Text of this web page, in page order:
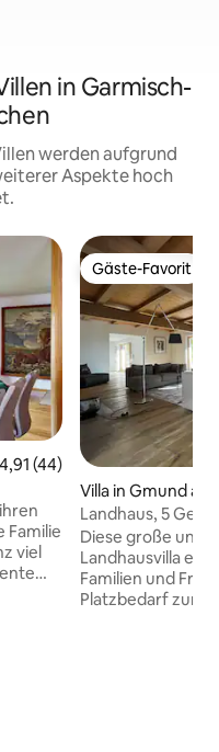
in Garmisch-
werden aufgrund
Aspekte hoch
Bewertung:
4,91 (44)
Familie
viel
Gäste-Favorit
Gäste-Favorit
Villa in Gmund
Landhaus, 5
Diese große und
Landhausvilla
Familien und
Platzbedarf zum